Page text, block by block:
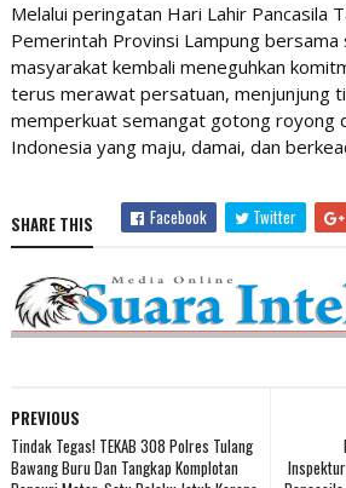
Melalui peringatan Hari Lahir Pancasila
Pemerintah Provinsi Lampung bersama
masyarakat kembali meneguhkan
terus merawat persatuan, menjunjung
memperkuat semangat gotong royong
Indonesia yang maju, damai, dan
SHARE THIS Facebook Twitter
PREVIOUS
Tindak Tegas! TEKAB 308 Polres Tulang
Bawang Buru Dan Tangkap Komplotan